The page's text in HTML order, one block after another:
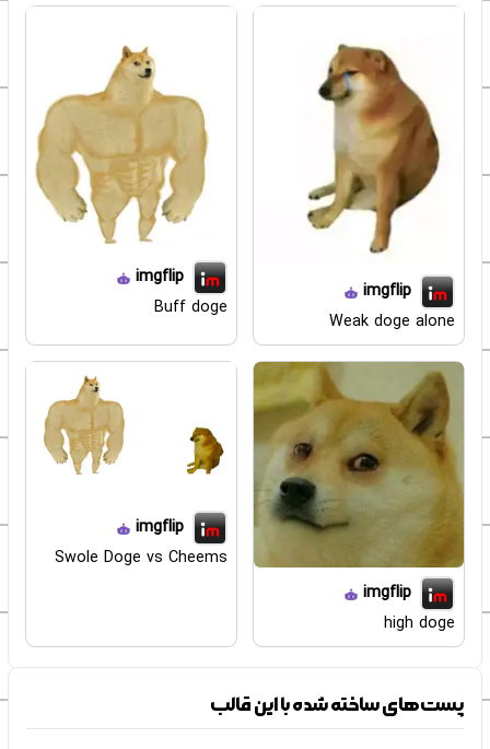
imgflip
Weak doge alone
imgflip
Buff doge
imgflip
high doge
imgflip
Swole Doge vs Cheems
پست‌های ساخته شده با این قالب